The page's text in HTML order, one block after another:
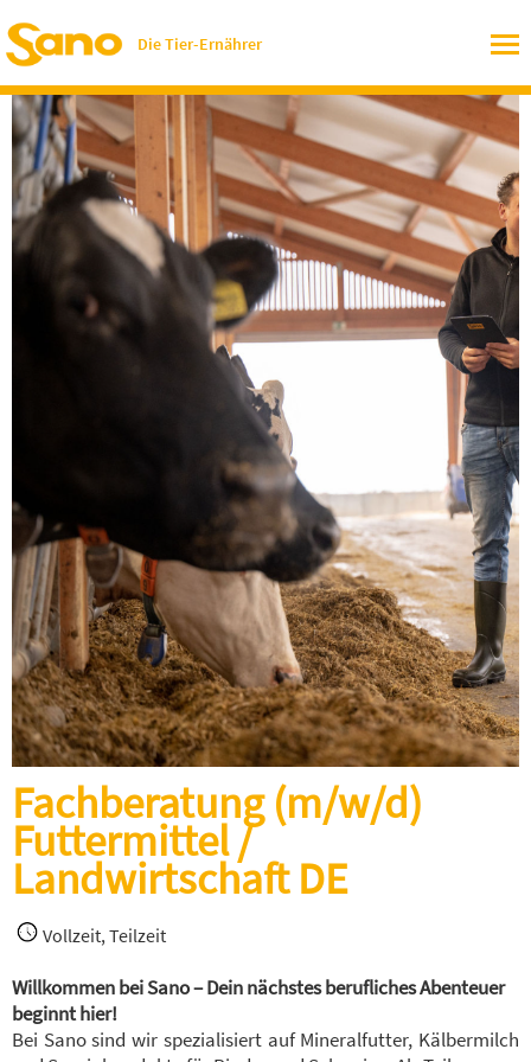
Die Tier-Ernährer
Fachberatung (m/w/d)
Futtermittel /
Landwirtschaft DE
Vollzeit, Teilzeit
Willkommen bei Sano – Dein nächstes berufliches Abenteuer
beginnt hier!
Bei Sano sind wir spezialisiert auf Mineralfutter, Kälbermilch